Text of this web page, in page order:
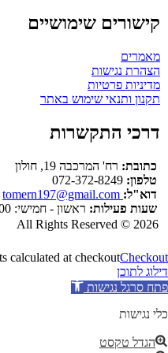
קישורים שימושיים
מאמרים
הצהרת נגישות
מדיניות פרטיות
תקנון ותנאי שימוש באתר
דרכי התקשרות
כתובת: רח' המרכבה 19, חולון
טלפון:
דוא"ל:
שעות פעילות: ראשון - חמישי: 7:00 - 18:00
All Rights Reserved © 2026
calculated at checkoutCheckout •
דילוג לתוכן
פתח סרגל נגישות
כלי נגישות
הגדל טקסט